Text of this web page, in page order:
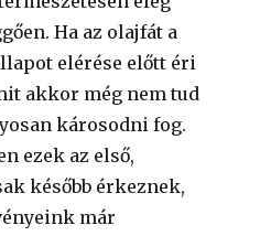
Ha az olajfát a
elérése előtt éri
akkor még nem tud
károsodni fog.
ezek az első,
később érkeznek,
már